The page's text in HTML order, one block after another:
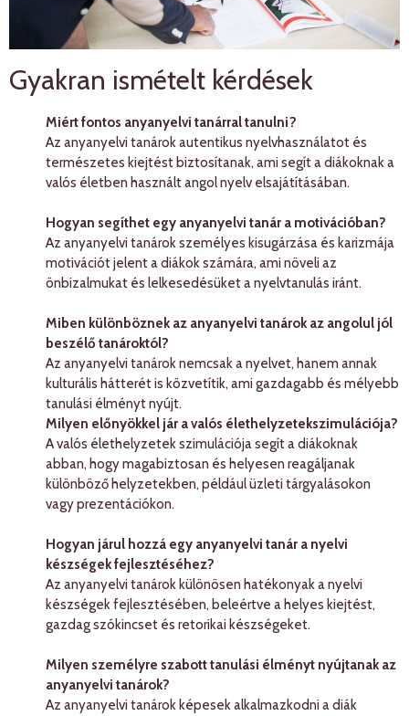
Gyakran ismételt kérdések
Miért fontos anyanyelvi tanárral tanulni?
Az anyanyelvi tanárok autentikus nyelvhasználatot és
természetes kiejtést biztosítanak, ami segít a diákoknak a
valós életben használt angol nyelv elsajátításában.
Hogyan segíthet egy anyanyelvi tanár a motivációban?
Az anyanyelvi tanárok személyes kisugárzása és karizmája
motivációt jelent a diákok számára, ami növeli az
önbizalmukat és lelkesedésüket a nyelvtanulás iránt.
Miben különböznek az anyanyelvi tanárok az angolul jól
beszélő tanároktól?
Az anyanyelvi tanárok nemcsak a nyelvet, hanem annak
kulturális hátterét is közvetítik, ami gazdagabb és mélyebb
tanulási élményt nyújt.
Milyen előnyökkel jár a valós élethelyzetekszimulációja?
A valós élethelyzetek szimulációja segít a diákoknak
abban, hogy magabiztosan és helyesen reagáljanak
különböző helyzetekben, például üzleti tárgyalásokon
vagy prezentációkon.
Hogyan járul hozzá egy anyanyelvi tanár a nyelvi
készségek fejlesztéséhez?
Az anyanyelvi tanárok különösen hatékonyak a nyelvi
készségek fejlesztésében, beleértve a helyes kiejtést,
gazdag szókincset és retorikai készségeket.
Milyen személyre szabott tanulási élményt nyújtanak az
anyanyelvi tanárok?
Az anyanyelvi tanárok képesek alkalmazkodni a diák